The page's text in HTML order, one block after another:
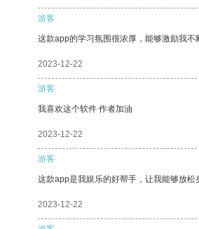
游客
这款app的学习氛围很浓厚，能够激励我不
2023-12-22
游客
我喜欢这个软件 作者加油
2023-12-22
游客
这款app是我娱乐的好帮手，让我能够放松
2023-12-22